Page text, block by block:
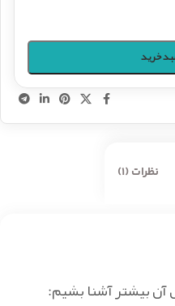
خرید
نظرات (1)
آن بیشتر آشنا بشیم: